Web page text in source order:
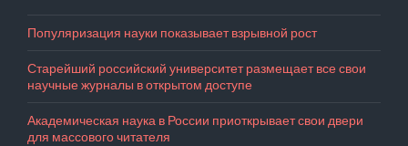
Популяризация науки показывает взрывной рост
Старейший российский университет размещает все свои
научные журналы в открытом доступе
Академическая наука в России приоткрывает свои двери
для массового читателя